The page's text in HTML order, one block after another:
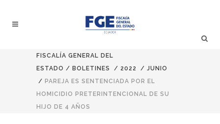
FISCALÍA GENERAL DEL
ESTADO / BOLETINES / 2022 / JUNIO
/ PAREJA ES SENTENCIADA POR EL
HOMICIDIO PRETERINTENCIONAL DE SU
HIJO DE 4 AÑOS